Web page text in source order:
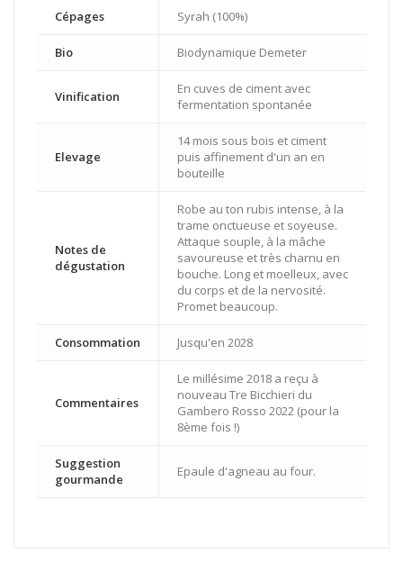
Cépages Syrah (100%)
Bio Biodynamique Demeter
Vinification
En cuves de ciment avec
fermentation spontanée
Elevage
14 mois sous bois et ciment
puis affinement d'un an en
bouteille
Notes de
dégustation
Robe au ton rubis intense, à la
trame onctueuse et soyeuse.
Attaque souple, à la mâche
savoureuse et très charnu en
bouche. Long et moelleux, avec
du corps et de la nervosité.
Promet beaucoup.
Consommation Jusqu'en 2028
Commentaires
Le millésime 2018 a reçu à
nouveau Tre Bicchieri du
Gambero Rosso 2022 (pour la
8ème fois !)
Suggestion
gourmande
Epaule d'agneau au four.